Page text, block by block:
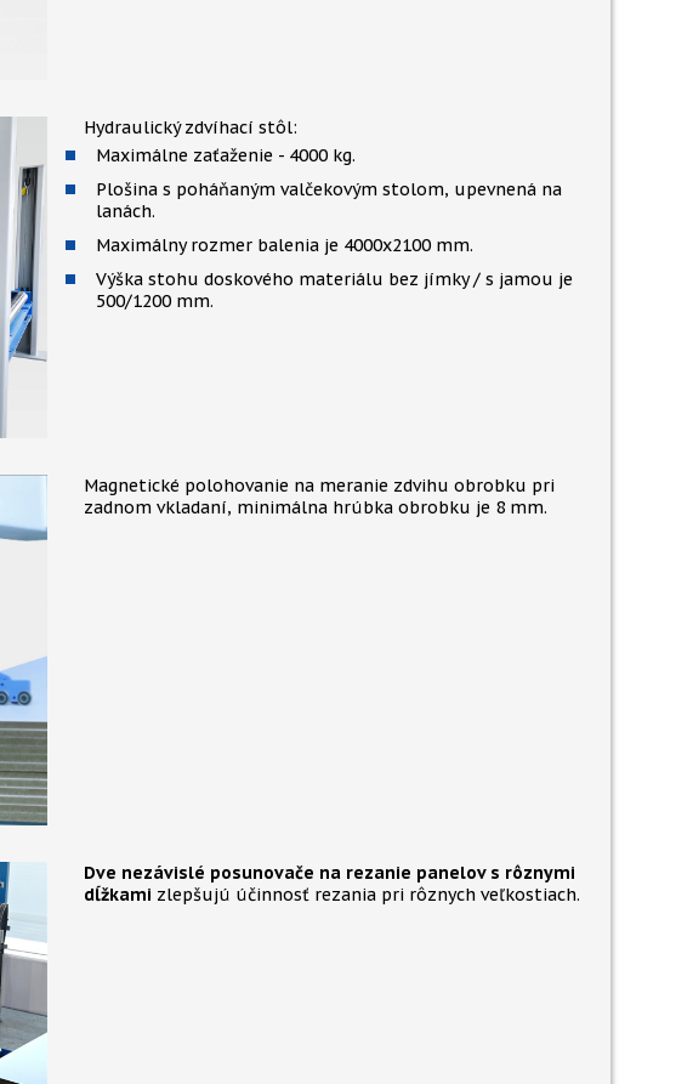
Hydraulický zdvíhací stôl:
Maximálne zaťaženie - 4000 kg.
Plošina s poháňaným valčekovým stolom, upevnená na
lanách.
Maximálny rozmer balenia je 4000x2100 mm.
Výška stohu doskového materiálu bez jímky / s jamou je
500/1200 mm.
Magnetické polohovanie na meranie zdvihu obrobku pri
zadnom vkladaní, minimálna hrúbka obrobku je 8 mm.
Dve nezávislé posunovače na rezanie panelov s rôznymi
dĺžkami zlepšujú účinnosť rezania pri rôznych veľkostiach.